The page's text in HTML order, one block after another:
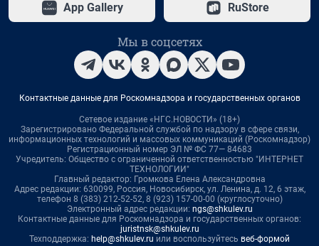
App Gallery RuStore
Мы в соцсетях
Контактные данные для Роскомнадзора и государственных органов
Сетевое издание «НГС.НОВОСТИ» (18+)
Зарегистрировано Федеральной службой по надзору в сфере связи,
информационных технологий и массовых коммуникаций (Роскомнадзор)
Регистрационный номер ЭЛ № ФС 77— 84683
Учредитель: Общество с ограниченной ответственностью "ИНТЕРНЕТ
ТЕХНОЛОГИИ"
Главный редактор: Громкова Елена Александровна
Адрес редакции: 630099, Россия, Новосибирск, ул. Ленина, д. 12, 6 этаж,
телефон 8 (383) 212-52-52, 8 (923) 157-00-00 (круглосуточно)
Электронный адрес редакции: ngs@shkulev.ru
Контактные данные для Роскомнадзора и государственных органов:
juristnsk@shkulev.ru
Техподдержка: help@shkulev.ru или воспользуйтесь веб-формой